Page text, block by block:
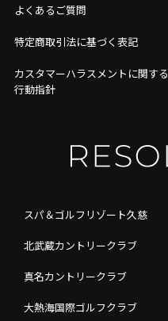
よくあるご質問
特定商取引法に基づく表記
カスタマーハラスメントに関する
行動指針
スパ＆ゴルフリゾート久慈
北武蔵カントリークラブ
真名カントリークラブ
大熱海国際ゴルフクラブ